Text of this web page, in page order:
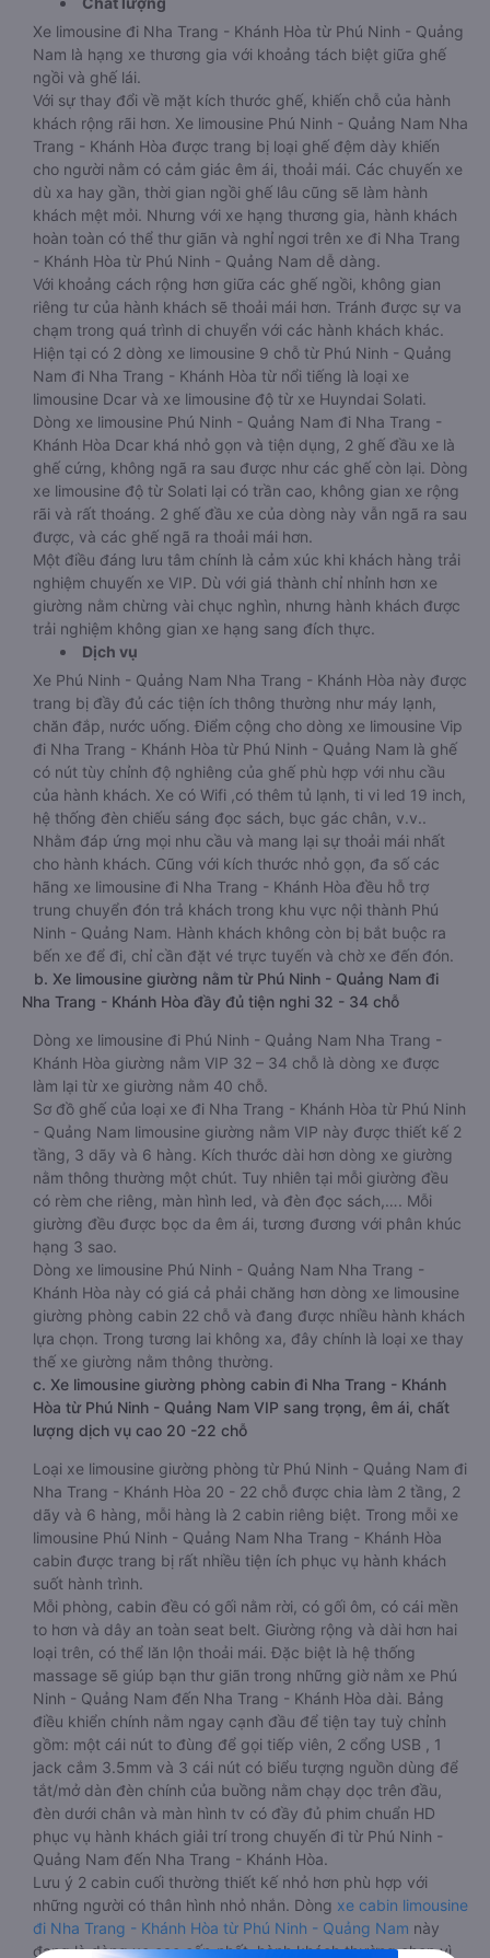
Xe limousine đi Nha Trang - Khánh Hòa từ Phú Ninh - Quảng
Nam là hạng xe thương gia với khoảng tách biệt giữa ghế
ngồi và ghế lái.
Với sự thay đổi về mặt kích thước ghế, khiến chỗ của hành
khách rộng rãi hơn. Xe limousine Phú Ninh - Quảng Nam Nha
Trang - Khánh Hòa được trang bị loại ghế đệm dày khiến
cho người nằm có cảm giác êm ái, thoải mái. Các chuyến xe
dù xa hay gần, thời gian ngồi ghế lâu cũng sẽ làm hành
khách mệt mỏi. Nhưng với xe hạng thương gia, hành khách
hoàn toàn có thể thư giãn và nghỉ ngơi trên xe đi Nha Trang
- Khánh Hòa từ Phú Ninh - Quảng Nam dễ dàng.
Với khoảng cách rộng hơn giữa các ghế ngồi, không gian
riêng tư của hành khách sẽ thoải mái hơn. Tránh được sự va
chạm trong quá trình di chuyển với các hành khách khác.
Hiện tại có 2 dòng xe limousine 9 chỗ từ Phú Ninh - Quảng
Nam đi Nha Trang - Khánh Hòa từ nổi tiếng là loại xe
limousine Dcar và xe limousine độ từ xe Huyndai Solati.
Dòng xe limousine Phú Ninh - Quảng Nam đi Nha Trang -
Khánh Hòa Dcar khá nhỏ gọn và tiện dụng, 2 ghế đầu xe là
ghế cứng, không ngã ra sau được như các ghế còn lại. Dòng
xe limousine độ từ Solati lại có trần cao, không gian xe rộng
rãi và rất thoáng. 2 ghế đầu xe của dòng này vẫn ngã ra sau
được, và các ghế ngã ra thoải mái hơn.
Một điều đáng lưu tâm chính là cảm xúc khi khách hàng trải
nghiệm chuyến xe VIP. Dù với giá thành chỉ nhỉnh hơn xe
giường nằm chừng vài chục nghìn, nhưng hành khách được
trải nghiệm không gian xe hạng sang đích thực.
Dịch vụ
Xe Phú Ninh - Quảng Nam Nha Trang - Khánh Hòa này được
trang bị đầy đủ các tiện ích thông thường như máy lạnh,
chăn đắp, nước uống. Điểm cộng cho dòng xe limousine Vip
đi Nha Trang - Khánh Hòa từ Phú Ninh - Quảng Nam là ghế
có nút tùy chỉnh độ nghiêng của ghế phù hợp với nhu cầu
của hành khách. Xe có Wifi ,có thêm tủ lạnh, ti vi led 19 inch,
hệ thống đèn chiếu sáng đọc sách, bục gác chân, v.v..
Nhằm đáp ứng mọi nhu cầu và mang lại sự thoải mái nhất
cho hành khách. Cũng với kích thước nhỏ gọn, đa số các
hãng xe limousine đi Nha Trang - Khánh Hòa đều hỗ trợ
trung chuyển đón trả khách trong khu vực nội thành Phú
Ninh - Quảng Nam. Hành khách không còn bị bắt buộc ra
bến xe để đi, chỉ cần đặt vé trực tuyến và chờ xe đến đón.
b. Xe limousine giường nằm từ Phú Ninh - Quảng Nam đi
Nha Trang - Khánh Hòa đầy đủ tiện nghi 32 - 34 chỗ
Dòng xe limousine đi Phú Ninh - Quảng Nam Nha Trang -
Khánh Hòa giường nằm VIP 32 – 34 chỗ là dòng xe được
làm lại từ xe giường nằm 40 chỗ.
Sơ đồ ghế của loại xe đi Nha Trang - Khánh Hòa từ Phú Ninh
- Quảng Nam limousine giường nằm VIP này được thiết kế 2
tầng, 3 dãy và 6 hàng. Kích thước dài hơn dòng xe giường
nằm thông thường một chút. Tuy nhiên tại mỗi giường đều
có rèm che riêng, màn hình led, và đèn đọc sách,…. Mỗi
giường đều được bọc da êm ái, tương đương với phân khúc
hạng 3 sao.
Dòng xe limousine Phú Ninh - Quảng Nam Nha Trang -
Khánh Hòa này có giá cả phải chăng hơn dòng xe limousine
giường phòng cabin 22 chỗ và đang được nhiều hành khách
lựa chọn. Trong tương lai không xa, đây chính là loại xe thay
thế xe giường nằm thông thường.
c. Xe limousine giường phòng cabin đi Nha Trang - Khánh
Hòa từ Phú Ninh - Quảng Nam VIP sang trọng, êm ái, chất
lượng dịch vụ cao 20 -22 chỗ
Loại xe limousine giường phòng từ Phú Ninh - Quảng Nam đi
Nha Trang - Khánh Hòa 20 - 22 chỗ được chia làm 2 tầng, 2
dãy và 6 hàng, mỗi hàng là 2 cabin riêng biệt. Trong mỗi xe
limousine Phú Ninh - Quảng Nam Nha Trang - Khánh Hòa
cabin được trang bị rất nhiều tiện ích phục vụ hành khách
suốt hành trình.
Mỗi phòng, cabin đều có gối nằm rời, có gối ôm, có cái mền
to hơn và dây an toàn seat belt. Giường rộng và dài hơn hai
loại trên, có thể lăn lộn thoải mái. Đặc biệt là hệ thống
massage sẽ giúp bạn thư giãn trong những giờ nằm xe Phú
Ninh - Quảng Nam đến Nha Trang - Khánh Hòa dài. Bảng
điều khiển chính nằm ngay cạnh đầu để tiện tay tuỳ chỉnh
gồm: một cái nút to đùng để gọi tiếp viên, 2 cổng USB , 1
jack cắm 3.5mm và 3 cái nút có biểu tượng nguồn dùng để
tắt/mở dàn đèn chính của buồng nằm chạy dọc trên đầu,
đèn dưới chân và màn hình tv có đầy đủ phim chuẩn HD
phục vụ hành khách giải trí trong chuyến đi từ Phú Ninh -
Quảng Nam đến Nha Trang - Khánh Hòa.
Lưu ý 2 cabin cuối thường thiết kế nhỏ hơn phù hợp với
những người có thân hình nhỏ nhắn. Dòng xe cabin limousine
đi Nha Trang - Khánh Hòa từ Phú Ninh - Quảng Nam này
đang là dòng xe cao cấp nhất, hành khách thường chọn vì